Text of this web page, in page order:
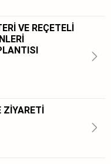
VE REÇETELİ
ZİYARETİ